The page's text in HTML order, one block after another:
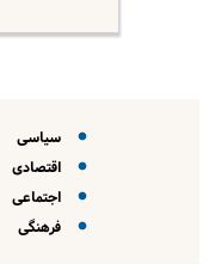
سیاسی
اقتصادی
اجتماعی
فرهنگی